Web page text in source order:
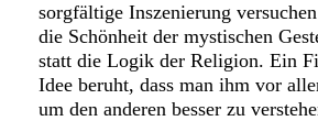
sorgfältige Inszenierung
die Schönheit der mystischen
statt die Logik der Religion. Ein
Idee beruht, dass man ihm vor
um den anderen besser zu